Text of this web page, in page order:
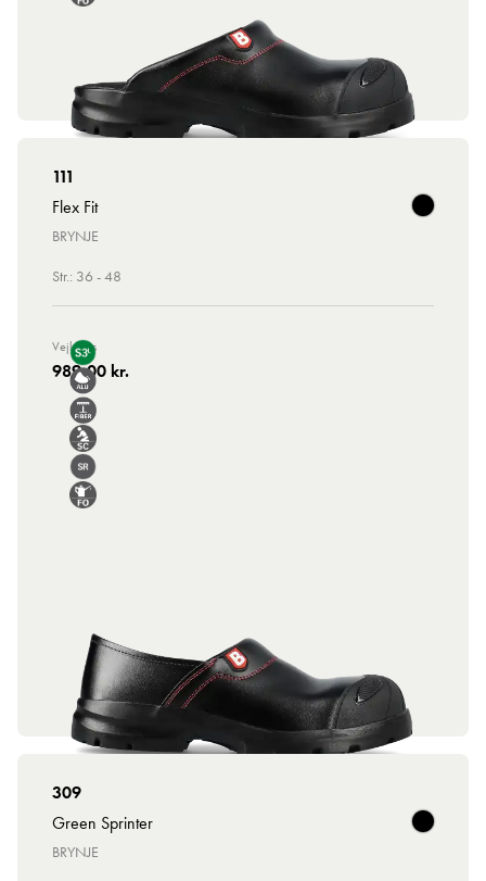
111
Flex Fit
BRYNJE
Str.: 36 - 48
Vejl. Pris
989,00 kr.
309
Green Sprinter
BRYNJE